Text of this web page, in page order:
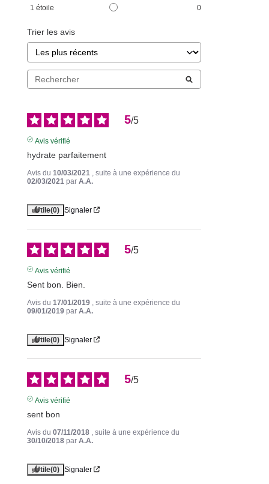
1 étoile 0
Trier les avis
5/5
Avis vérifié
hydrate parfaitement
Avis du 10/03/2021 , suite à une expérience du
02/03/2021 par A.A.
Utile(0) Signaler
5/5
Avis vérifié
Sent bon. Bien.
Avis du 17/01/2019 , suite à une expérience du
09/01/2019 par A.A.
Utile(0) Signaler
5/5
Avis vérifié
sent bon
Avis du 07/11/2018 , suite à une expérience du
30/10/2018 par A.A.
Utile(0) Signaler